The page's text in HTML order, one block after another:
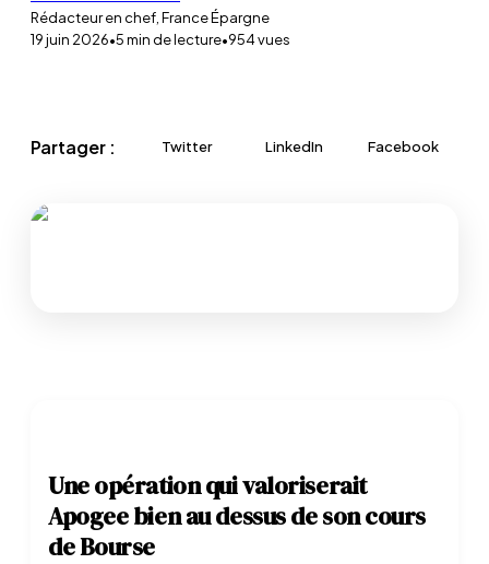
Rédacteur en chef, France Épargne
19 juin 2026•5min de lecture•954vues
Partager : Twitter LinkedIn Facebook
Une opération qui valoriserait
Apogee bien au dessus de son cours
de Bourse